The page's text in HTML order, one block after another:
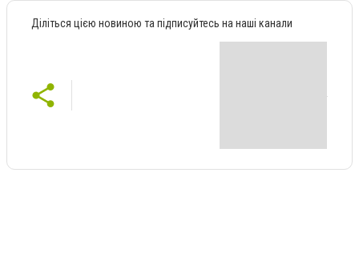
Діліться цією новиною та підписуйтесь на наші канали